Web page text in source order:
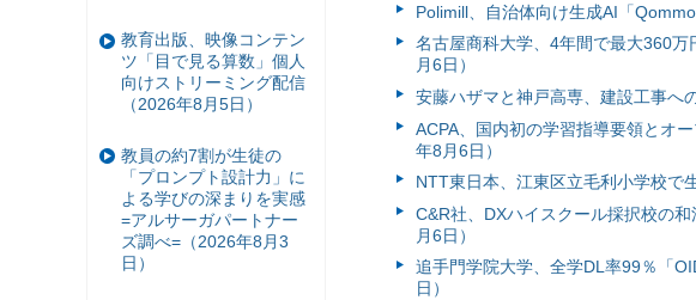
Polimill、自治体向け生成AI「
名古屋商科大学、4年間で最大360
月6日）
安藤ハザマと神戸高専、建設工事へ
ACPA、国内初の学習指導要領とオ
年8月6日）
NTT東日本、江東区立毛利小学校で
C&R社、DXハイスクール採択校の
月6日）
追手門学院大学、全学DL率99％「
日）
教育出版、映像コンテン
ツ「目で見る算数」個人
向けストリーミング配信
（2026年8月5日）
教員の約7割が生徒の
「プロンプト設計力」に
よる学びの深まりを実感
=アルサーガパートナー
ズ調べ=（2026年8月3
日）